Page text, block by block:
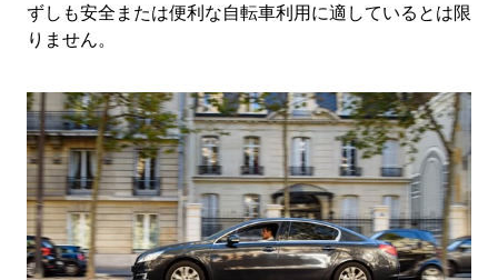
ずしも安全または便利な自転車利用に適しているとは限
りません。